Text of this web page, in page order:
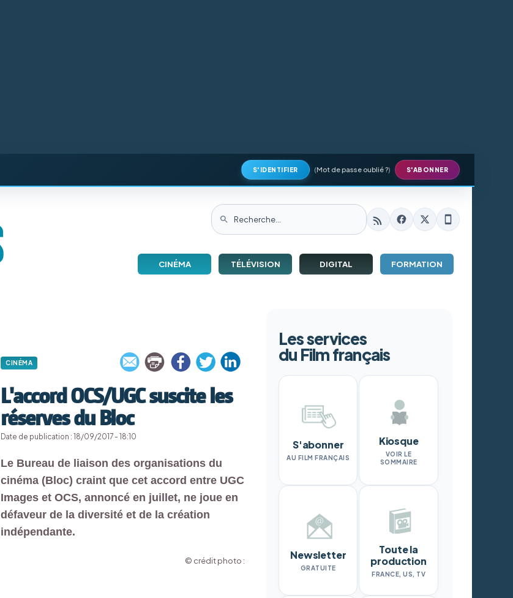
S'IDENTIFIER (Mot de passe oublié ?) S'ABONNER
CINÉMA TÉLÉVISION DIGITAL FORMATION
CINÉMA
L'accord OCS/UGC suscite les
réserves du Bloc
Date de publication : 18/09/2017 - 18:10
Le Bureau de liaison des organisations du
cinéma (Bloc) craint que cet accord entre UGC
Images et OCS, annoncé en juillet, ne joue en
défaveur de la diversité et de la création
indépendante.
© crédit photo :
Les services
du Film français
S'abonner
AU FILM FRANÇAIS
Kiosque
VOIR LE
SOMMAIRE
Newsletter
GRATUITE
Toute la
production
FRANCE, US, TV